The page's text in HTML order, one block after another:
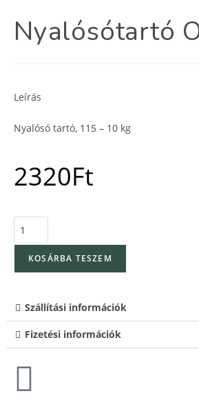
Nyalósótartó
Leírás
Nyalósó tartó, 115 – 10 kg
2320Ft
KOSÁRBA TESZEM
Szállítási információk
Fizetési információk